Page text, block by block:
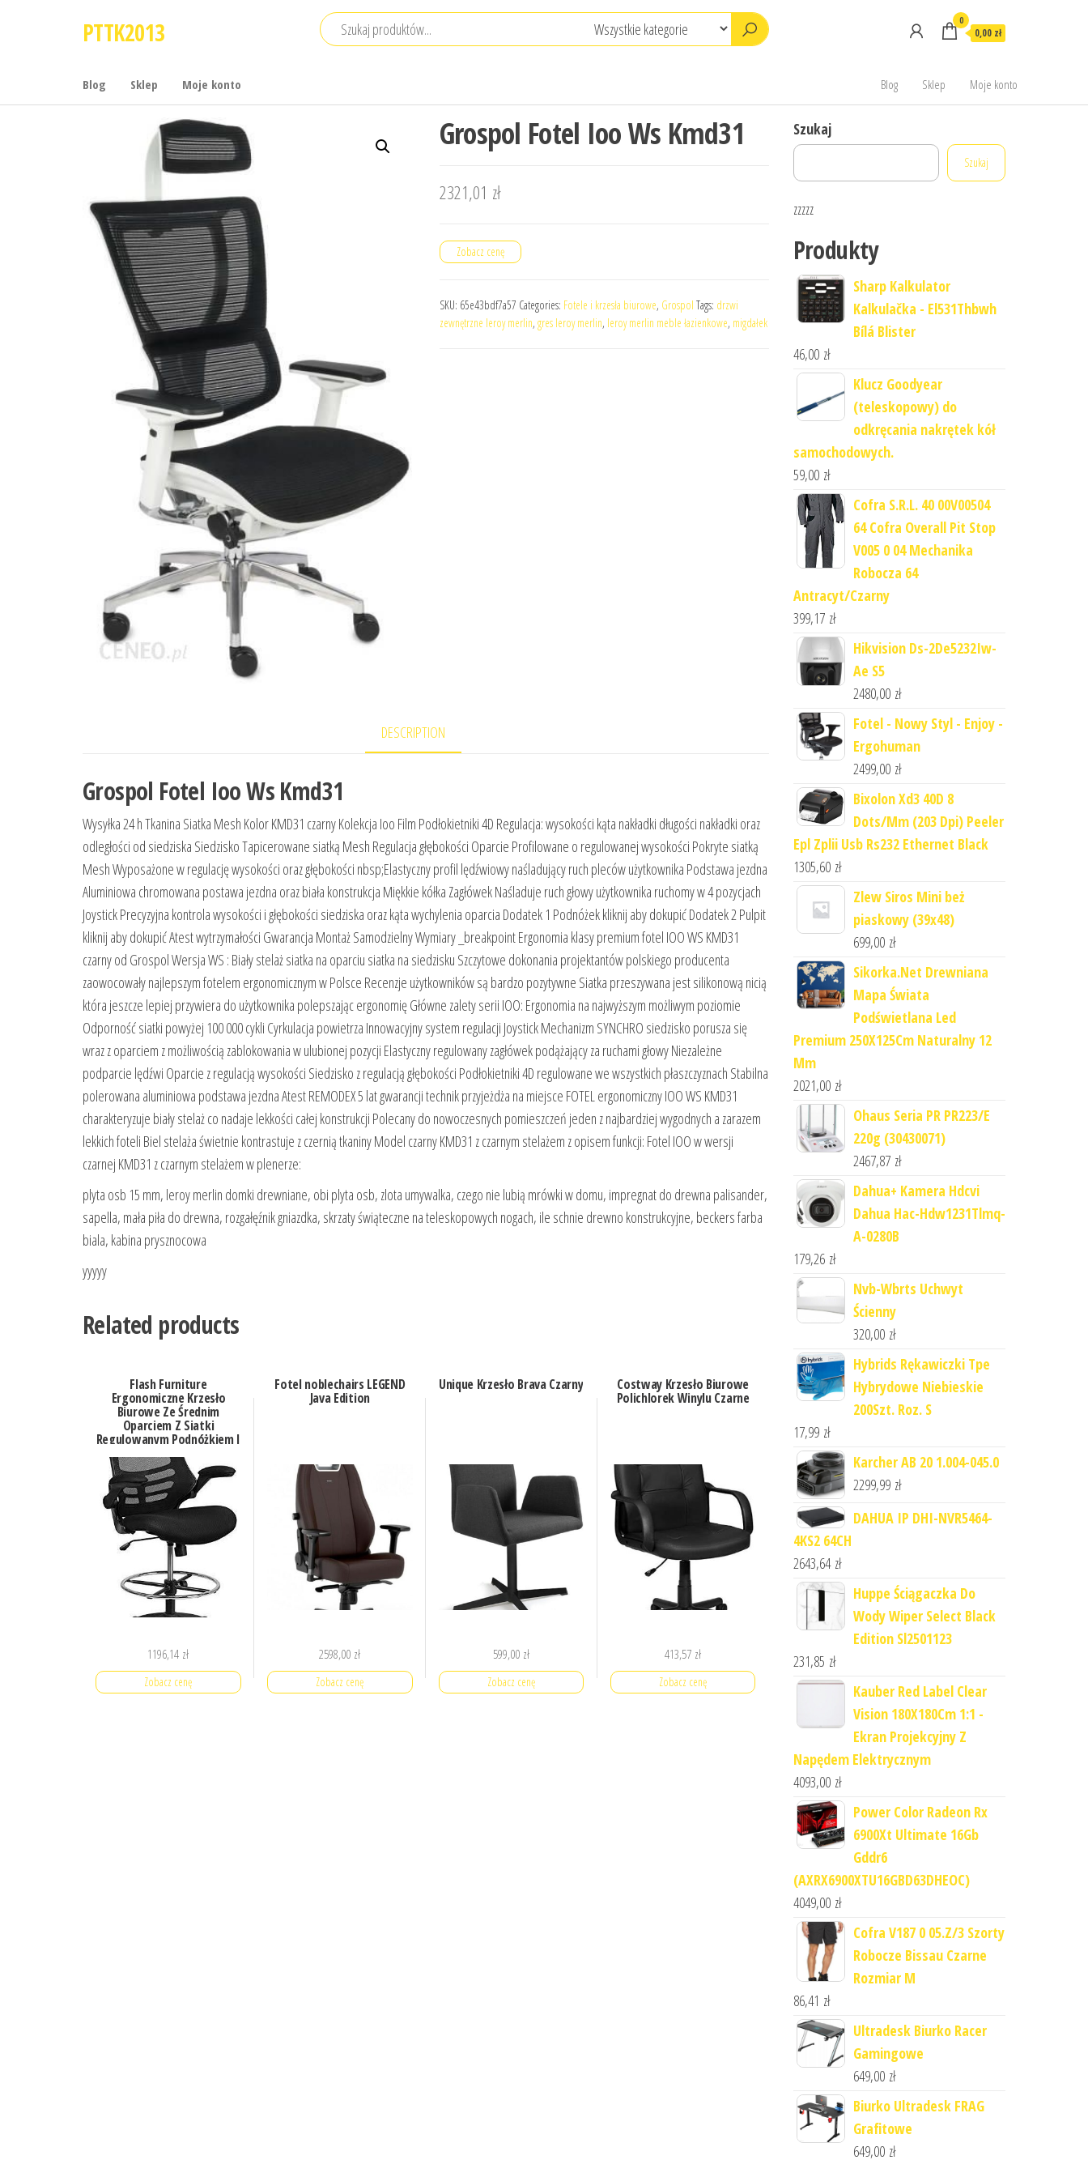
PTTK2013 0
0,00 zł
Blog Sklep Moje konto Blog Sklep Moje konto
Grospol Fotel Ioo Ws Kmd31
2321,01 zł
Zobacz cenę
SKU: 65e43bdf7a57 Categories: Fotele i krzesła biurowe, Grospol Tags: drzwi
zewnętrzne leroy merlin, gres leroy merlin, leroy merlin meble łazienkowe, migdałek
DESCRIPTION
Grospol Fotel Ioo Ws Kmd31
Wysyłka 24 h Tkanina Siatka Mesh Kolor KMD31 czarny Kolekcja Ioo Film Podłokietniki 4D Regulacja: wysokości kąta nakładki długości nakładki oraz
odległości od siedziska Siedzisko Tapicerowane siatką Mesh Regulacja głębokości Oparcie Profilowane o regulowanej wysokości Pokryte siatką
Mesh Wyposażone w regulację wysokości oraz głębokości nbsp;Elastyczny profil lędźwiowy naśladujący ruch pleców użytkownika Podstawa jezdna
Aluminiowa chromowana postawa jezdna oraz biała konstrukcja Miękkie kółka Zagłówek Naśladuje ruch głowy użytkownika ruchomy w 4 pozycjach
Joystick Precyzyjna kontrola wysokości i głębokości siedziska oraz kąta wychylenia oparcia Dodatek 1 Podnóżek kliknij aby dokupić Dodatek 2 Pulpit
kliknij aby dokupić Atest wytrzymałości Gwarancja Montaż Samodzielny Wymiary _breakpoint Ergonomia klasy premium fotel IOO WS KMD31
czarny od Grospol Wersja WS : Biały stelaż siatka na oparciu siatka na siedzisku Szczytowe dokonania projektantów polskiego producenta
zaowocowały najlepszym fotelem ergonomicznym w Polsce Recenzje użytkowników są bardzo pozytywne Siatka przeszywana jest silikonową nicią
która jeszcze lepiej przywiera do użytkownika polepszając ergonomię Główne zalety serii IOO: Ergonomia na najwyższym możliwym poziomie
Odporność siatki powyżej 100 000 cykli Cyrkulacja powietrza Innowacyjny system regulacji Joystick Mechanizm SYNCHRO siedzisko porusza się
wraz z oparciem z możliwością zablokowania w ulubionej pozycji Elastyczny regulowany zagłówek podążający za ruchami głowy Niezależne
podparcie lędźwi Oparcie z regulacją wysokości Siedzisko z regulacją głębokości Podłokietniki 4D regulowane we wszystkich płaszczyznach Stabilna
polerowana aluminiowa podstawa jezdna Atest REMODEX 5 lat gwarancji technik przyjeżdża na miejsce FOTEL ergonomiczny IOO WS KMD31
charakteryzuje biały stelaż co nadaje lekkości całej konstrukcji Polecany do nowoczesnych pomieszczeń jeden z najbardziej wygodnych a zarazem
lekkich foteli Biel stelaża świetnie kontrastuje z czernią tkaniny Model czarny KMD31 z czarnym stelażem z opisem funkcji: Fotel IOO w wersji
czarnej KMD31 z czarnym stelażem w plenerze:
plyta osb 15 mm, leroy merlin domki drewniane, obi plyta osb, zlota umywalka, czego nie lubią mrówki w domu, impregnat do drewna palisander,
sapella, mała piła do drewna, rozgałęźnik gniazdka, skrzaty świąteczne na teleskopowych nogach, ile schnie drewno konstrukcyjne, beckers farba
biala, kabina prysznocowa
yyyyy
Related products
Flash Furniture
Ergonomiczne Krzesło
Biurowe Ze Średnim
Oparciem Z Siatki
Regulowanym Podnóżkiem I
Podnoszonymi
Podłokietnikami
1196,14 zł
Zobacz cenę
Fotel noblechairs LEGEND
Java Edition
2598,00 zł
Zobacz cenę
Unique Krzesło Brava Czarny
599,00 zł
Zobacz cenę
Costway Krzesło Biurowe
Polichlorek Winylu Czarne
413,57 zł
Zobacz cenę
Szukaj
Szukaj
zzzzz
Produkty
Sharp Kalkulator
Kalkulačka - El531Thbwh
Bílá Blister
46,00 zł
Klucz Goodyear
(teleskopowy) do
odkręcania nakrętek kół
samochodowych.
59,00 zł
Cofra S.R.L. 40 00V00504
64 Cofra Overall Pit Stop
V005 0 04 Mechanika
Robocza 64
Antracyt/Czarny
399,17 zł
Hikvision Ds-2De5232Iw-
Ae S5
2480,00 zł
Fotel - Nowy Styl - Enjoy -
Ergohuman
2499,00 zł
Bixolon Xd3 40D 8
Dots/Mm (203 Dpi) Peeler
Epl Zplii Usb Rs232 Ethernet Black
1305,60 zł
Zlew Siros Mini beż
piaskowy (39x48)
699,00 zł
Sikorka.Net Drewniana
Mapa Świata
Podświetlana Led
Premium 250X125Cm Naturalny 12
Mm
2021,00 zł
Ohaus Seria PR PR223/E
220g (30430071)
2467,87 zł
Dahua+ Kamera Hdcvi
Dahua Hac-Hdw1231Tlmq-
A-0280B
179,26 zł
Nvb-Wbrts Uchwyt
Ścienny
320,00 zł
Hybrids Rękawiczki Tpe
Hybrydowe Niebieskie
200Szt. Roz. S
17,99 zł
Karcher AB 20 1.004-045.0
2299,99 zł
DAHUA IP DHI-NVR5464-
4KS2 64CH
2643,64 zł
Huppe Ściągaczka Do
Wody Wiper Select Black
Edition Sl2501123
231,85 zł
Kauber Red Label Clear
Vision 180X180Cm 1:1 -
Ekran Projekcyjny Z
Napędem Elektrycznym
4093,00 zł
Power Color Radeon Rx
6900Xt Ultimate 16Gb
Gddr6
(AXRX6900XTU16GBD63DHEOC)
4049,00 zł
Cofra V187 0 05.Z/3 Szorty
Robocze Bissau Czarne
Rozmiar M
86,41 zł
Ultradesk Biurko Racer
Gamingowe
649,00 zł
Biurko Ultradesk FRAG
Grafitowe
649,00 zł